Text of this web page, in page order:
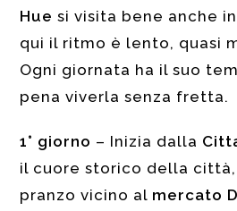
Hue si visita bene anche
qui il ritmo è lento, quasi
Ogni giornata ha il suo
pena viverla senza fretta.
1° giorno – Inizia dalla
il cuore storico della
pranzo vicino al mercato